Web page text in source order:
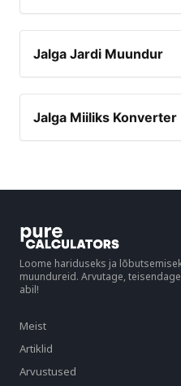
Jalga Jardi Muundur
Jalga Miiliks Konverter
Loome hariduseks ja
muundureid. Arvutage,
abil!
Meist
Artiklid
Arvustused